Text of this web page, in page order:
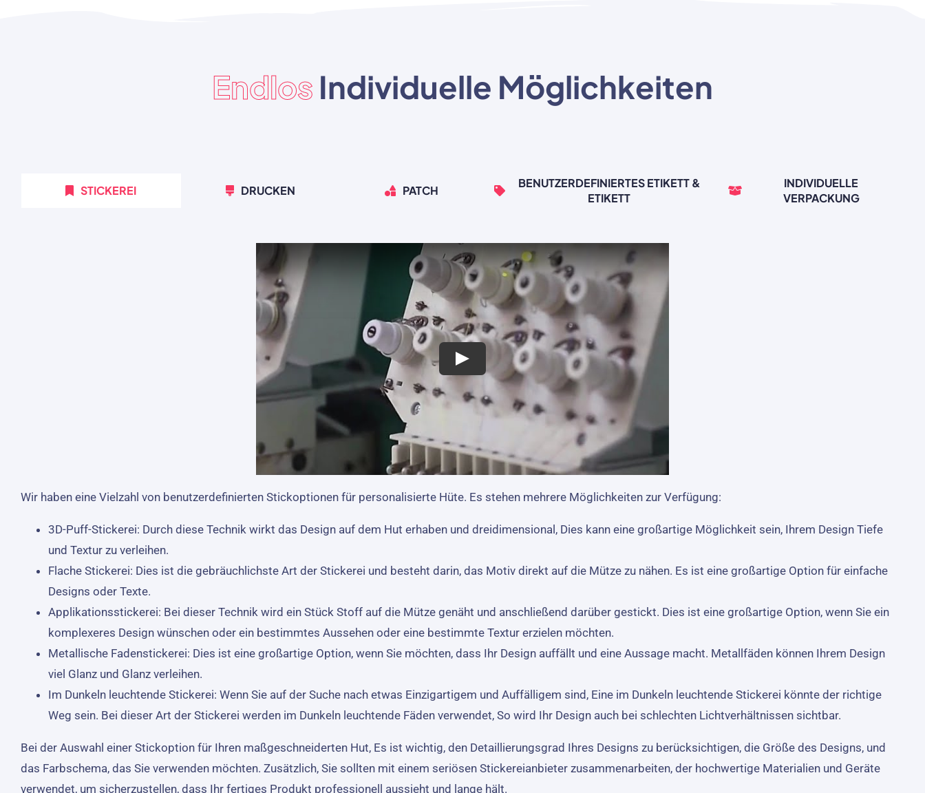
Endlos Individuelle Möglichkeiten
STICKEREI DRUCKEN PATCH
BENUTZERDEFINIERTES ETIKETT &
ETIKETT
INDIVIDUELLE
VERPACKUNG
Wir haben eine Vielzahl von benutzerdefinierten Stickoptionen für personalisierte Hüte. Es stehen mehrere Möglichkeiten zur Verfügung:
3D-Puff-Stickerei: Durch diese Technik wirkt das Design auf dem Hut erhaben und dreidimensional, Dies kann eine großartige Möglichkeit sein, Ihrem Design Tiefe
und Textur zu verleihen.
Flache Stickerei: Dies ist die gebräuchlichste Art der Stickerei und besteht darin, das Motiv direkt auf die Mütze zu nähen. Es ist eine großartige Option für einfache
Designs oder Texte.
Applikationsstickerei: Bei dieser Technik wird ein Stück Stoff auf die Mütze genäht und anschließend darüber gestickt. Dies ist eine großartige Option, wenn Sie ein
komplexeres Design wünschen oder ein bestimmtes Aussehen oder eine bestimmte Textur erzielen möchten.
Metallische Fadenstickerei: Dies ist eine großartige Option, wenn Sie möchten, dass Ihr Design auffällt und eine Aussage macht. Metallfäden können Ihrem Design
viel Glanz und Glanz verleihen.
Im Dunkeln leuchtende Stickerei: Wenn Sie auf der Suche nach etwas Einzigartigem und Auffälligem sind, Eine im Dunkeln leuchtende Stickerei könnte der richtige
Weg sein. Bei dieser Art der Stickerei werden im Dunkeln leuchtende Fäden verwendet, So wird Ihr Design auch bei schlechten Lichtverhältnissen sichtbar.
Bei der Auswahl einer Stickoption für Ihren maßgeschneiderten Hut, Es ist wichtig, den Detaillierungsgrad Ihres Designs zu berücksichtigen, die Größe des Designs, und
das Farbschema, das Sie verwenden möchten. Zusätzlich, Sie sollten mit einem seriösen Stickereianbieter zusammenarbeiten, der hochwertige Materialien und Geräte
verwendet, um sicherzustellen, dass Ihr fertiges Produkt professionell aussieht und lange hält.